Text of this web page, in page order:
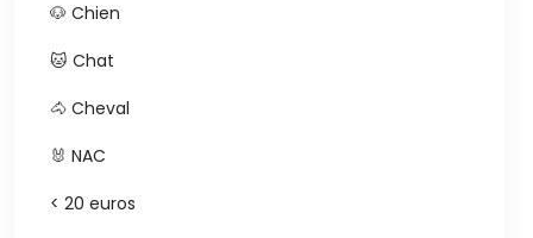
🐶 Chien
🐱 Chat
🐴 Cheval
🐰 NAC
< 20 euros